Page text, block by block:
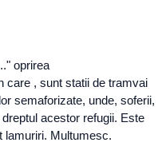
oprirea
care , sunt statii de tramvai
semaforizate, unde, soferii,
acestor refugii. Este
lamuriri. Multumesc.